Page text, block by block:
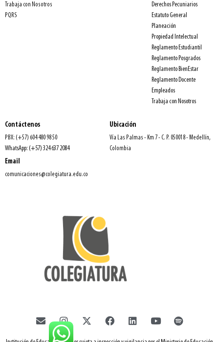
Trabaja con Nosotros
PQRS
Derechos Pecuniarios
Estatuto General
Planeación
Propiedad Intelectual
Reglamento Estudiantil
Reglamento Posgrados
Reglamento BienEstar
Reglamento Docente
Empleados
Trabaja con Nosotros
Contáctenos
PBX: (+57) 604 480 98 50
WhatsApp: (+57) 324 637 2084
Email
comunicaciones@colegiatura.edu.co
Ubicación
Vía Las Palmas - Km 7 - C. P. 050018 - Medellín,
Colombia